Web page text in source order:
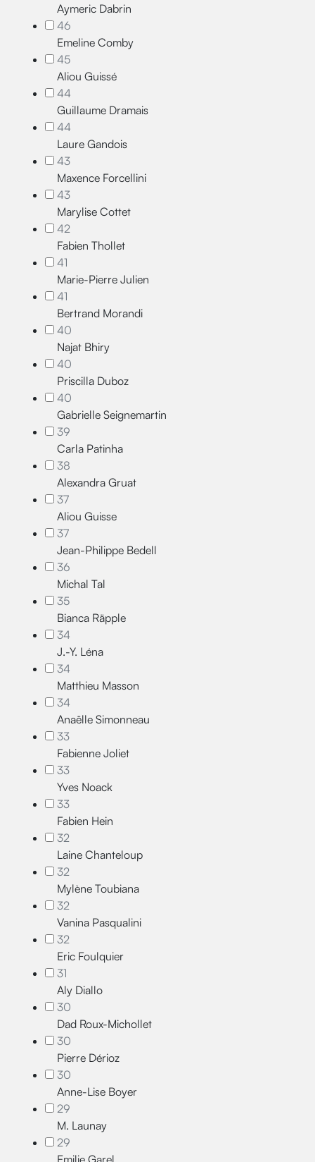
Aymeric Dabrin
46
Emeline Comby
45
Aliou Guissé
44
Guillaume Dramais
44
Laure Gandois
43
Maxence Forcellini
43
Marylise Cottet
42
Fabien Thollet
41
Marie-Pierre Julien
41
Bertrand Morandi
40
Najat Bhiry
40
Priscilla Duboz
40
Gabrielle Seignemartin
39
Carla Patinha
38
Alexandra Gruat
37
Aliou Guisse
37
Jean-Philippe Bedell
36
Michal Tal
35
Bianca Räpple
34
J.-Y. Léna
34
Matthieu Masson
34
Anaëlle Simonneau
33
Fabienne Joliet
33
Yves Noack
33
Fabien Hein
32
Laine Chanteloup
32
Mylène Toubiana
32
Vanina Pasqualini
32
Eric Foulquier
31
Aly Diallo
30
Dad Roux-Michollet
30
Pierre Dérioz
30
Anne-Lise Boyer
29
M. Launay
29